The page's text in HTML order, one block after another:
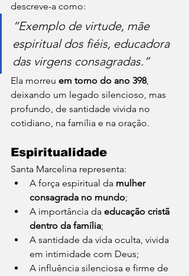
descreve-a como:
“Exemplo de virtude, mãe
espiritual dos fiéis, educadora
das virgens consagradas.”
Ela morreu em torno do ano 398,
deixando um legado silencioso, mas
profundo, de santidade vivida no
cotidiano, na família e na oração.
Espiritualidade
Santa Marcelina representa:
A força espiritual da mulher
consagrada no mundo;
A importância da educação cristã
dentro da família;
A santidade da vida oculta, vivida
em intimidade com Deus;
A influência silenciosa e firme de